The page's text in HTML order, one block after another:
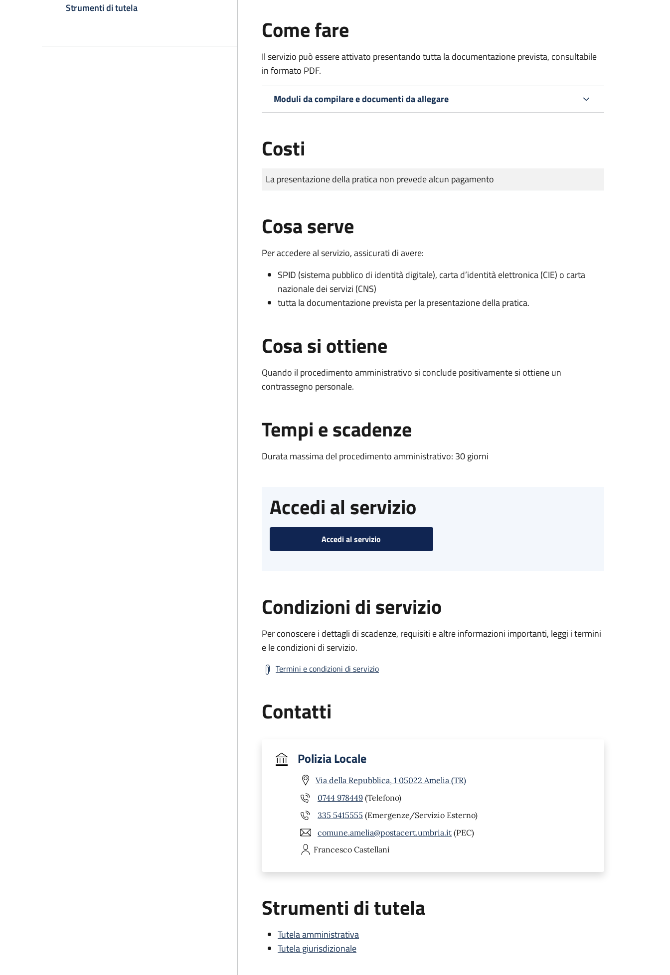
Strumenti di tutela
Come fare
Il servizio può essere attivato presentando tutta la documentazione prevista, consultabile
in formato PDF.
Moduli da compilare e documenti da allegare
Costi
Tipo di pagamento
Importo
La presentazione della pratica non prevede alcun pagamento
Cosa serve
Per accedere al servizio, assicurati di avere:
SPID (sistema pubblico di identità digitale), carta d’identità elettronica (CIE) o carta
nazionale dei servizi (CNS)
tutta la documentazione prevista per la presentazione della pratica.
Cosa si ottiene
Quando il procedimento amministrativo si conclude positivamente si ottiene un
contrassegno personale.
Tempi e scadenze
Durata massima del procedimento amministrativo: 30 giorni
Accedi al servizio
Accedi al servizio
Condizioni di servizio
Per conoscere i dettagli di scadenze, requisiti e altre informazioni importanti, leggi i termini
e le condizioni di servizio.
Termini e condizioni di servizio
Contatti
Polizia Locale
Via della Repubblica, 1 05022 Amelia (TR)
0744 978449 (Telefono)
335 5415555 (Emergenze/Servizio Esterno)
comune.amelia@postacert.umbria.it (PEC)
Francesco Castellani
Strumenti di tutela
Tutela amministrativa
Tutela giurisdizionale